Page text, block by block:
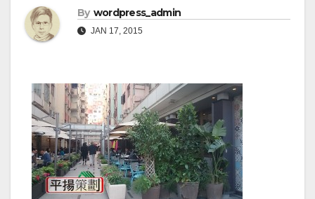
By wordpress_admin
JAN 17, 2015